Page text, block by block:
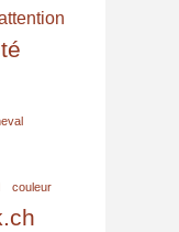
couleur